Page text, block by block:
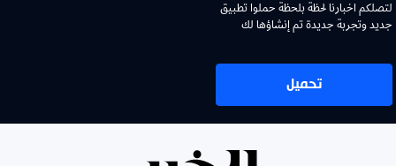
لتصلكم اخبارنا لحظة بلحظة حملوا تطبيق
جديد وتجربة جديدة تم إنشاؤها لك
تحميل